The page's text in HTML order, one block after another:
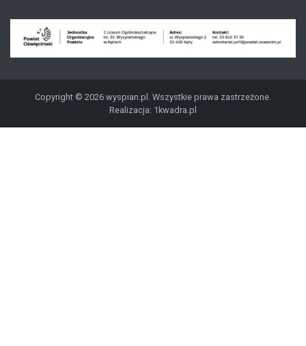
Copyright © 2026 wyspian.pl. Wszystkie prawa zastrzeżone.
Realizacja: 1kwadra.pl